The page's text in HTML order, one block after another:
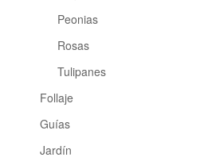
Peonias
Rosas
Tulipanes
Follaje
Guías
Jardín